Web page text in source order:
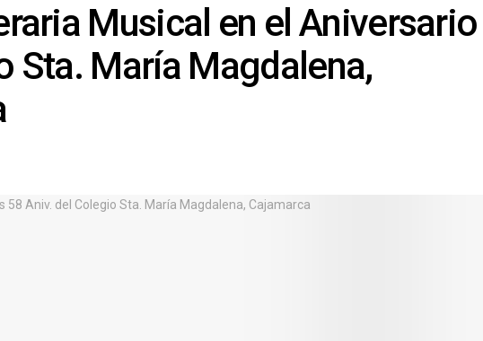
Musical en el Aniversario
Sta. María Magdalena,